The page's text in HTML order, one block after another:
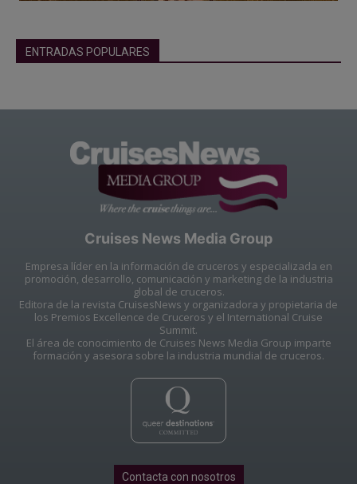
ENTRADAS POPULARES
Cruises News Media Group
Empresa líder en la información de cruceros y especializada en
promoción, desarrollo, comunicación y marketing de la industria
global de cruceros.
Editora de la revista CruisesNews y organizadora y propietaria de
los Premios Excellence de Cruceros y el International Cruise
Summit.
El área de conocimiento de Cruises News Media Group imparte
formación y asesora sobre la industria mundial de cruceros.
Contacta con nosotros